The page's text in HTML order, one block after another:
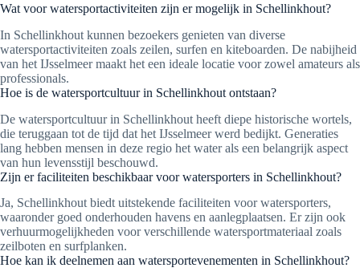
Wat voor watersportactiviteiten zijn er mogelijk in Schellinkhout?
In Schellinkhout kunnen bezoekers genieten van diverse
watersportactiviteiten zoals zeilen, surfen en kiteboarden. De nabijheid
van het IJsselmeer maakt het een ideale locatie voor zowel amateurs als
professionals.
Hoe is de watersportcultuur in Schellinkhout ontstaan?
De watersportcultuur in Schellinkhout heeft diepe historische wortels,
die teruggaan tot de tijd dat het IJsselmeer werd bedijkt. Generaties
lang hebben mensen in deze regio het water als een belangrijk aspect
van hun levensstijl beschouwd.
Zijn er faciliteiten beschikbaar voor watersporters in Schellinkhout?
Ja, Schellinkhout biedt uitstekende faciliteiten voor watersporters,
waaronder goed onderhouden havens en aanlegplaatsen. Er zijn ook
verhuurmogelijkheden voor verschillende watersportmateriaal zoals
zeilboten en surfplanken.
Hoe kan ik deelnemen aan watersportevenementen in Schellinkhout?